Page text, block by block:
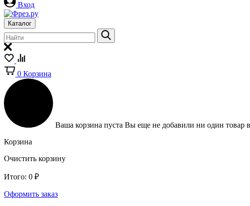
Вход
Каталог
0 Корзина
Ваша корзина пуста Вы еще не добавили ни один товар
Корзина
Очистить корзину
Итого: 0 ₽
Оформить заказ